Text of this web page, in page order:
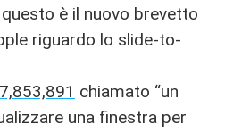
questo è il nuovo brevetto
riguardo lo slide-to-
chiamato “un
una finestra per